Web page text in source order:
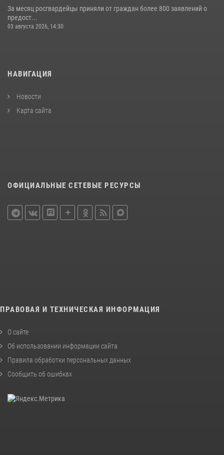
За месяц росгвардейцы приняли от граждан более 800 заявлений о
предост...
03 августа 2026, 14:30
НАВИГАЦИЯ
Новости
Карта сайта
ОФИЦИАЛЬНЫЕ СЕТЕВЫЕ РЕСУРСЫ
ПРАВОВАЯ И ТЕХНИЧЕСКАЯ ИНФОРМАЦИЯ
О сайте
Об использовании информации сайта
Правила обработки персональных данных
Сообщить об ошибках